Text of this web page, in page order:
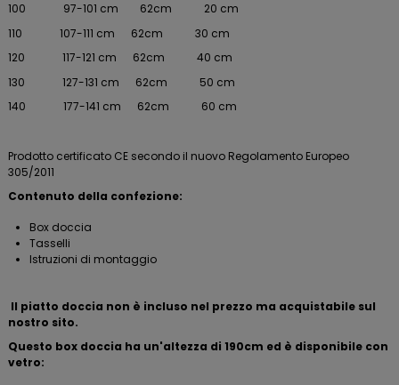
100 97-101 cm 62cm 20 cm
110 107-111 cm 62cm 30 cm
120 117-121 cm 62cm 40 cm
130 127-131 cm 62cm 50 cm
140 177-141 cm 62cm 60 cm
Prodotto certificato CE secondo il nuovo Regolamento Europeo
305/2011
Contenuto della confezione:
Box doccia
Tasselli
Istruzioni di montaggio
Il piatto doccia non è incluso nel prezzo ma acquistabile sul
nostro sito.
Questo box doccia ha un'altezza di 190cm ed è disponibile con
vetro: